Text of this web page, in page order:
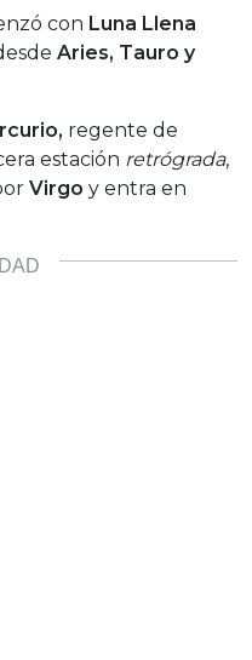
con Luna Llena
Aries, Tauro y
regente de
estación retrógrada,
Virgo y entra en